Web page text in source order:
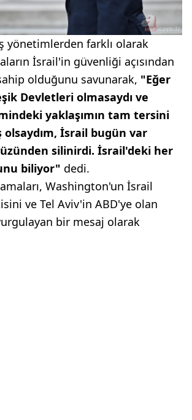
yönetimlerden farklı olarak
İsrail'in güvenliği açısından
olduğunu savunarak, "Eğer
Devletleri olmasaydı ve
yaklaşımın tam tersini
olsaydım, İsrail bugün var
silinirdi. İsrail'deki her
biliyor" dedi.
Washington'un İsrail
ve Tel Aviv'in ABD'ye olan
vurgulayan bir mesaj olarak